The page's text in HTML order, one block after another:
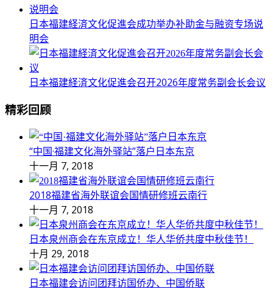
日本福建経済文化促進会成功举办补助金与融资专场说
明会
日本福建経済文化促進会召开2026年度常务副会长会议
精彩回顾
“中国·福建文化海外驿站”落户日本东京
十一月 7, 2018
2018福建省海外联谊会国情研修班云南行
十一月 7, 2018
日本泉州商会在东京成立！华人华侨共度中秋佳节！
十月 29, 2018
日本福建会访问团拜访国侨办、中国侨联